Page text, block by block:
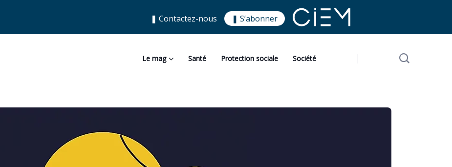
❚ Contactez-nous ❚ S’abonner
Le mag Santé Protection sociale Société